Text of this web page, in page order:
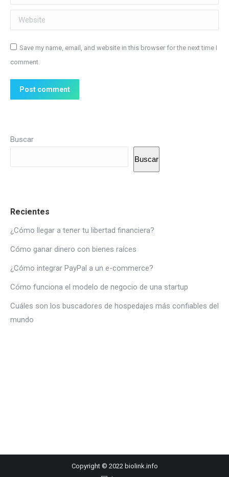
Website
Save my name, email, and website in this browser for the next time I
comment.
Post comment
Buscar
Buscar
Recientes
¿Cómo llegar a tener tu libertad financiera?
Cómo ganar dinero con bienes raíces
¿Cómo integrar PayPal a un e-commerce?
Cómo funciona el modelo de negocio de una startup
Cuáles son los buscadores de hospedajes más confiables del
mundo
Copyright © 2022 biolink.info